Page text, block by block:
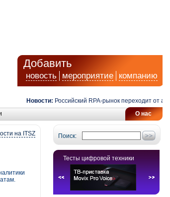
Добавить
новость мероприятие компанию
Новости: Российский RPA-рынок переходит от
О нас
Поиск:
Тесты цифровой техники
на ITSZ